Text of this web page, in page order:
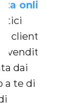
online
cliente
vendita.
dai
a te di